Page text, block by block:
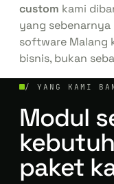
custom kami
yang
software Malang
bisnis, bukan
/ YANG KAMI
Modul
paket